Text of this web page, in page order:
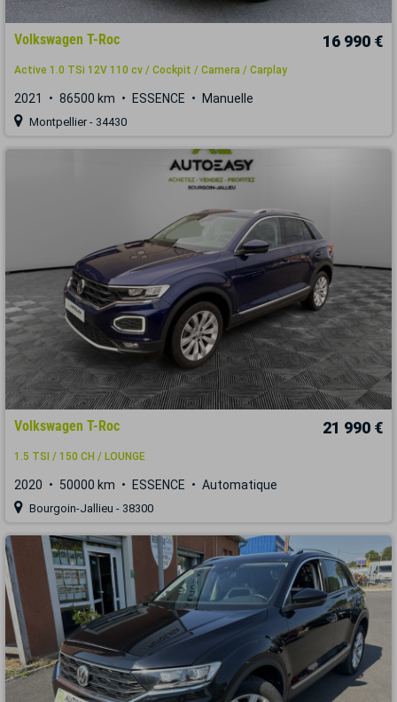
Volkswagen T-Roc 16 990 €
Active 1.0 TSi 12V 110 cv / Cockpit / Camera / Carplay
2021 86500 km ESSENCE Manuelle
Montpellier - 34430
Volkswagen T-Roc 21 990 €
1.5 TSI / 150 CH / LOUNGE
2020 50000 km ESSENCE Automatique
Bourgoin-Jallieu - 38300